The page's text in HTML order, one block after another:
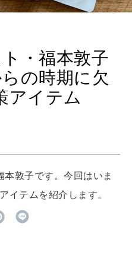
ットメッセージ
月のあなた
ろいろ
耕す
・福本敦子
の時期に欠
アイテム
敦子です。今回はいま
イテムを紹介します。